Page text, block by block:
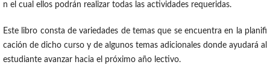
n el cual ellos podrán realizar todas las actividades requeridas.
Este libro consta de variedades de temas que se encuentra en la planifi
cación de dicho curso y de algunos temas adicionales donde ayudará al
estudiante avanzar hacia el próximo año lectivo.